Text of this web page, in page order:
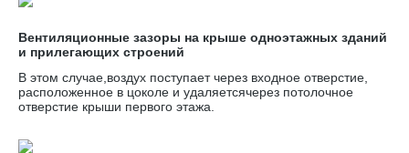
Вентиляционные зазоры на крыше одноэтажных зданий
и прилегающих строений
В этом случае,воздух поступает через входное отверстие,
расположенное в цоколе и удаляетсячерез потолочное
отверстие крыши первого этажа.